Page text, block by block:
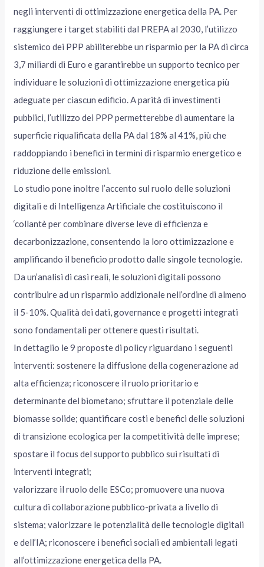
negli interventi di ottimizzazione energetica della PA. Per
raggiungere i target stabiliti dal PREPA al 2030, l’utilizzo
sistemico dei PPP abiliterebbe un risparmio per la PA di circa
3,7 miliardi di Euro e garantirebbe un supporto tecnico per
individuare le soluzioni di ottimizzazione energetica più
adeguate per ciascun edificio. A parità di investimenti
pubblici, l’utilizzo dei PPP permetterebbe di aumentare la
superficie riqualificata della PA dal 18% al 41%, più che
raddoppiando i benefici in termini di risparmio energetico e
riduzione delle emissioni.
Lo studio pone inoltre l’accento sul ruolo delle soluzioni
digitali e di Intelligenza Artificiale che costituiscono il
‘collantè per combinare diverse leve di efficienza e
decarbonizzazione, consentendo la loro ottimizzazione e
amplificando il beneficio prodotto dalle singole tecnologie.
Da un’analisi di casi reali, le soluzioni digitali possono
contribuire ad un risparmio addizionale nell’ordine di almeno
il 5-10%. Qualità dei dati, governance e progetti integrati
sono fondamentali per ottenere questi risultati.
In dettaglio le 9 proposte di policy riguardano i seguenti
interventi: sostenere la diffusione della cogenerazione ad
alta efficienza; riconoscere il ruolo prioritario e
determinante del biometano; sfruttare il potenziale delle
biomasse solide; quantificare costi e benefici delle soluzioni
di transizione ecologica per la competitività delle imprese;
spostare il focus del supporto pubblico sui risultati di
interventi integrati;
valorizzare il ruolo delle ESCo; promuovere una nuova
cultura di collaborazione pubblico-privata a livello di
sistema; valorizzare le potenzialità delle tecnologie digitali
e dell’IA; riconoscere i benefici sociali ed ambientali legati
all’ottimizzazione energetica della PA.